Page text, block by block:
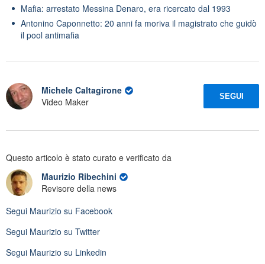
Mafia: arrestato Messina Denaro, era ricercato dal 1993
Antonino Caponnetto: 20 anni fa moriva il magistrato che guidò
il pool antimafia
Michele Caltagirone
Video Maker
SEGUI
Questo articolo è stato curato e verificato da
Maurizio Ribechini
Revisore della news
Segui Maurizio su Facebook
Segui Maurizio su Twitter
Segui Maurizio su Linkedin